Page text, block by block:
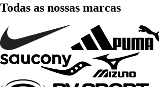
Todas as nossas marcas